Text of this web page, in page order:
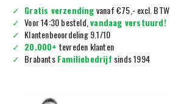
Gratis verzendingvanaf €75,- excl. BTW
Voor 14:30 besteld,vandaag verstuurd!
Klantenbeoordeling 9.1/10
20.000+ tevreden klanten
BrabantsFamiliebedrijf sinds 1994